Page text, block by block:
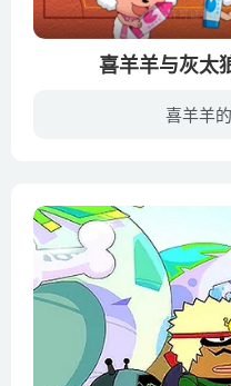
喜羊羊与灰太
喜羊羊